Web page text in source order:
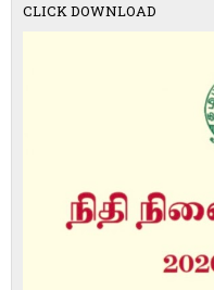
CLICK DOWNLOAD